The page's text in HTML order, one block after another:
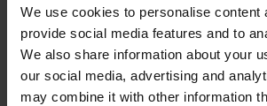
We use cookies to personalise content
provide social media features and to
We also share information about your
our social media, advertising and
may combine it with other information
AUX AVIS DES CLIENTS